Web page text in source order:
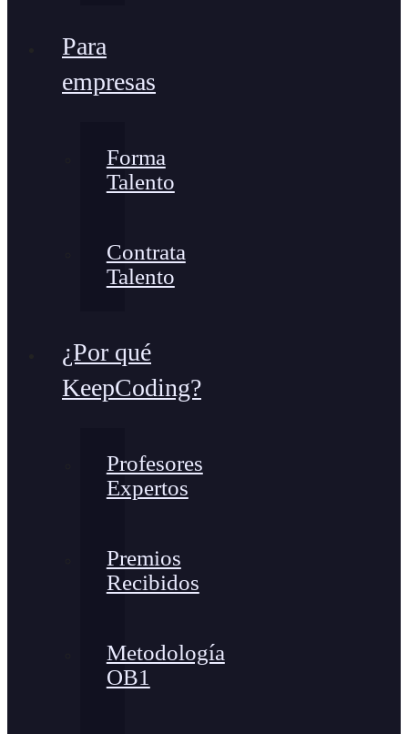
Para
empresas
Forma
Talento
Contrata
Talento
¿Por qué
KeepCoding?
Profesores
Expertos
Premios
Recibidos
Metodología
OB1